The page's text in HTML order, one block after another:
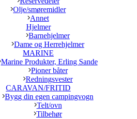
Olje/smøremidler
Annet
Hjelmer
Barnehjelmer
Dame og Herrehjelmer
MARINE
Marine Produkter, Erling Sande
Pioner båter
Redningsvester
CARAVAN/FRITID
Bygg din egen campingvogn
Telt/ovn
Tilbehør